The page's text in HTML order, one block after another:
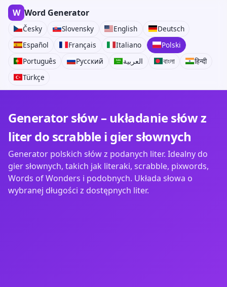
W Word Generator
Česky Slovensky English
Deutsch
Español
Français Italiano
Polski
Português
Русский العربية বাংলা
हिन्दी
Türkçe
Generator słów – układanie słów z
liter do scrabble i gier słownych
Generator polskich słów z podanych liter. Idealny do
gier słownych, takich jak literaki, scrabble, pixwords,
Words of Wonders i podobnych. Układa słowa o
wybranej długości z dostępnych liter.